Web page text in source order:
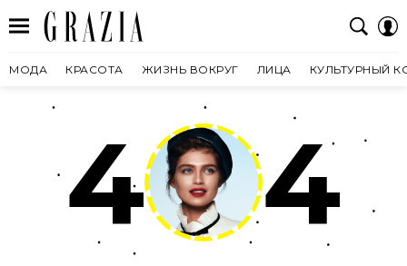
МОДА КРАСОТА ЖИЗНЬ ВОКРУГ ЛИЦА КУЛЬТУРНЫЙ
4 4